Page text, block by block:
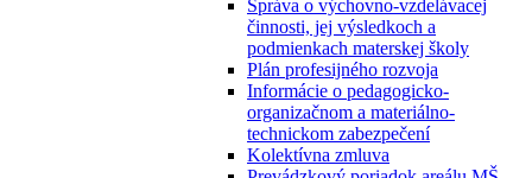
Správa o výchovno-vzdelávacej
činnosti, jej výsledkoch a
podmienkach materskej školy
Plán profesijného rozvoja
Informácie o pedagogicko-
organizačnom a materiálno-
technickom zabezpečení
Kolektívna zmluva